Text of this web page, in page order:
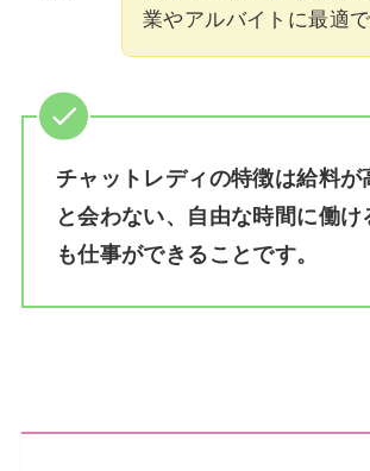
業やアルバイトに最適で
チャットレディの特徴は給料が
と会わない、自由な時間に働け
も仕事ができることです。